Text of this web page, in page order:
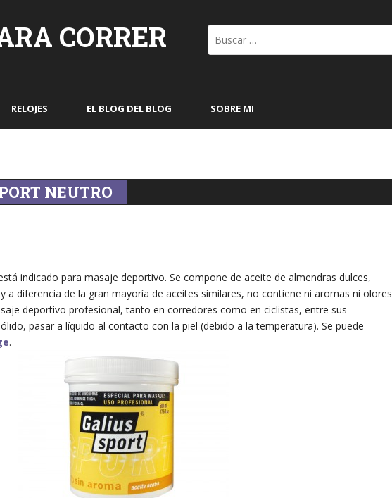
CORRER
RELOJES EL BLOG DEL BLOG SOBRE MI
NEUTRO
indicado para masaje deportivo. Se compone de aceite de almendras dulces,
a diferencia de la gran mayoría de aceites similares, no contiene ni aromas ni olores
deportivo profesional, tanto en corredores como en ciclistas, entre sus
pasar a líquido al contacto con la piel (debido a la temperatura). Se puede
.